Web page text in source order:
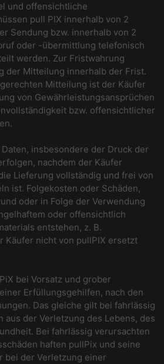
und offensichtliche
pull PIX innerhalb von 2
Sendung bzw. innerhalb von 2
oder -übermittlung telefonisch
werden. Zur Fristwahrung
der Mitteilung innerhalb der Frist.
Mitteilung ist der Käufer
von Gewährleistungsansprüchen
bzw. offensichtlicher
insbesondere der Druck der
nachdem der Käufer
Lieferung vollständig und frei von
ist. Folgekosten oder Schäden,
oder in Folge der Verwendung
oder offensichtlich
entstehen, z. B.
Käufer nicht von pullPIX ersetzt
bei Vorsatz und grober
Erfüllungsgehilfen, nach den
Das gleiche gilt bei fahrlässig
aus der Verletzung des Lebens, des
Bei fahrlässig verursachten
haften pullPix und seine
bei der Verletzung einer